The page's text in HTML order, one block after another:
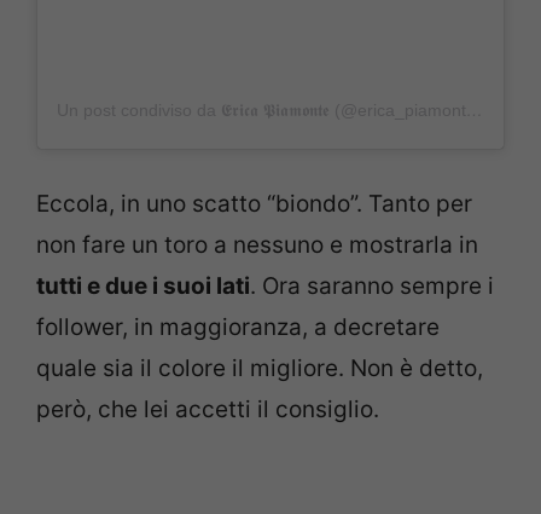
Eccola, in uno scatto “biondo”. Tanto per
non fare un toro a nessuno e mostrarla in
tutti e due i suoi lati. Ora saranno sempre i
follower, in maggioranza, a decretare
quale sia il colore il migliore. Non è detto,
però, che lei accetti il consiglio.